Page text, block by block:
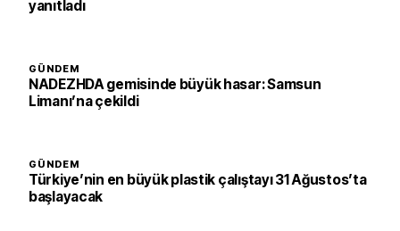
yanıtladı
GÜNDEM
NADEZHDA gemisinde büyük hasar: Samsun
Limanı’na çekildi
GÜNDEM
Türkiye’nin en büyük plastik çalıştayı 31 Ağustos’ta
başlayacak